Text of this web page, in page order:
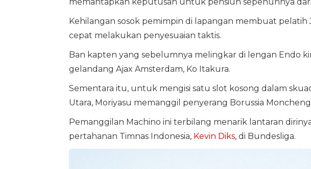
Kehilangan sosok pemimpin di lapangan membuat pelatih
cepat melakukan penyesuaian taktis.
Ban kapten yang sebelumnya melingkar di lengan Endo
gelandang Ajax Amsterdam, Ko Itakura.
Sementara itu, untuk mengisi satu slot kosong dalam
Utara, Moriyasu memanggil penyerang Borussia
Pemanggilan Machino ini terbilang menarik lantaran
pertahanan Timnas Indonesia, Kevin Diks, di Bundesliga.